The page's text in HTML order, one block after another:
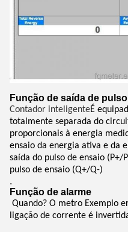
Função de saída de pulso
Contador inteligenteÉ
totalmente separada do
proporcionais à energia
ensaio da energia ativa e da
saída do pulso de ensaio (P+/
pulso de ensaio (Q+/Q-)
.
Função de alarme
Quando? O metro Exemplo
ligação de corrente é